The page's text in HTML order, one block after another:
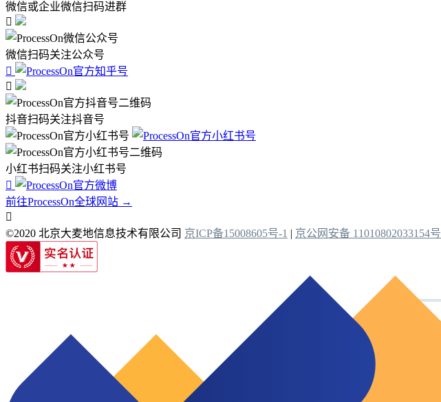
微信或企业微信扫码进群

微信扫码关注公众号


抖音扫码关注抖音号
小红书扫码关注小红书号

前往ProcessOn全球网站 →

©2020 北京大麦地信息技术有限公司 京ICP备15008605号-1 | 京公网安备 11010802033154号